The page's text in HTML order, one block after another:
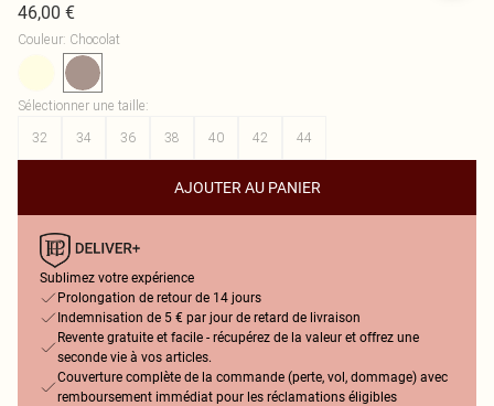
46,00 €
Couleur: Chocolat
Sélectionner une taille:
32
34 36 38 40 42 44
AJOUTER AU PANIER
Sublimez votre expérience
Prolongation de retour de 14 jours
Indemnisation de 5 € par jour de retard de livraison
Revente gratuite et facile - récupérez de la valeur et offrez une
seconde vie à vos articles.
Couverture complète de la commande (perte, vol, dommage) avec
remboursement immédiat pour les réclamations éligibles